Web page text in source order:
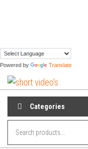
content
Powered by Translate
Video’s voor
Categories